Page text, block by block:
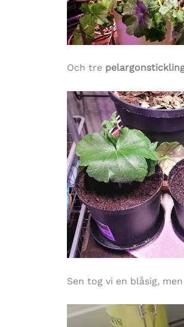
Och tre
Sen tog vi en blåsig,